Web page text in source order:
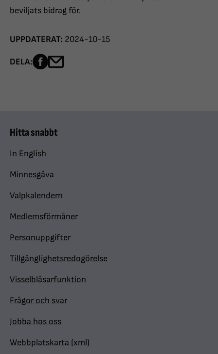
beviljats bidrag för.
UPPDATERAT: 2024-10-15
DELA: Dela sidan på Facebook
Hitta snabbt
In English
Minnesgåva
Valpkalendern
Medlemsförmåner
Personuppgifter
Tillgänglighetsredogörelse
Visselblåsarfunktion
Frågor och svar
Jobba hos oss
Webbplatskarta (xml)